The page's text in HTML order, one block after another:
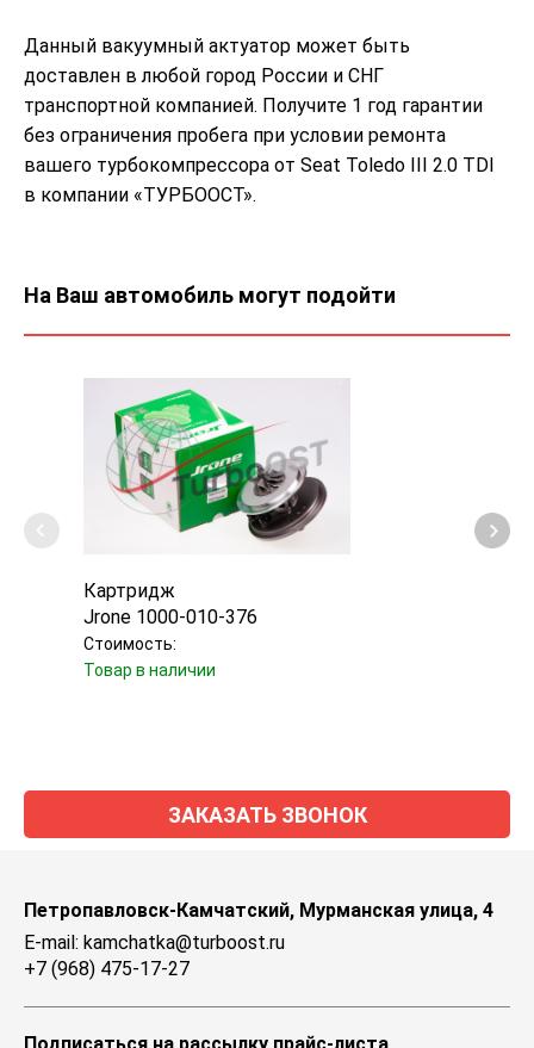
Данный вакуумный актуатор может быть
доставлен в любой город России и СНГ
транспортной компанией. Получите 1 год гарантии
без ограничения пробега при условии ремонта
вашего турбокомпрессора от Seat Toledo III 2.0 TDI
в компании «ТУРБООСТ».
На Ваш автомобиль могут подойти
Картридж
Jrone 1000-010-376
Стоимость:
Товар в наличии
ЗАКАЗАТЬ ЗВОНОК
Петропавловск-Камчатский, Мурманская улица, 4
E-mail: kamchatka@turboost.ru
+7 (968) 475-17-27